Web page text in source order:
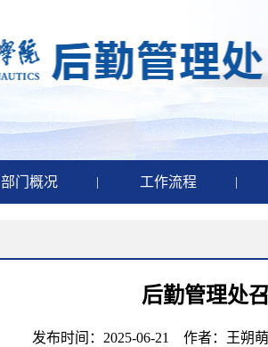
部门概况 | 工作流程 |
后勤管理处
发布时间：2025-06-21 作者：王